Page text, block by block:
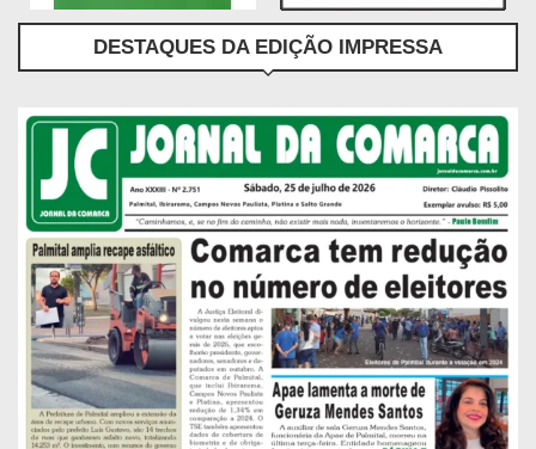
DESTAQUES DA EDIÇÃO IMPRESSA